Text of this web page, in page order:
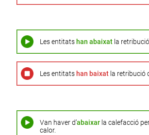
Les entitats han abaixatla
Les entitats han baixatla retribució
Van haver d’abaixarla calefacció
calor.